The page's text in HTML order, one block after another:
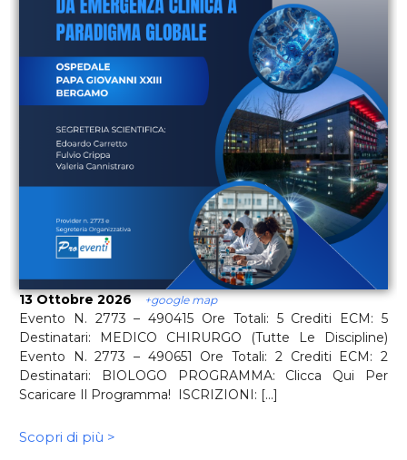
13 Ottobre 2026 +google map
Evento N. 2773 – 490415 Ore Totali: 5 Crediti ECM: 5
Destinatari: MEDICO CHIRURGO (Tutte Le Discipline)
Evento N. 2773 – 490651 Ore Totali: 2 Crediti ECM: 2
Destinatari: BIOLOGO PROGRAMMA: Clicca Qui Per
Scaricare Il Programma! ISCRIZIONI: [...]
Scopri di più >